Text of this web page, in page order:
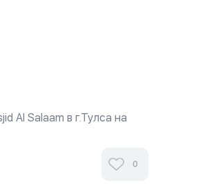
Al Salaam в г.Тулса на
духовное путешествие
0